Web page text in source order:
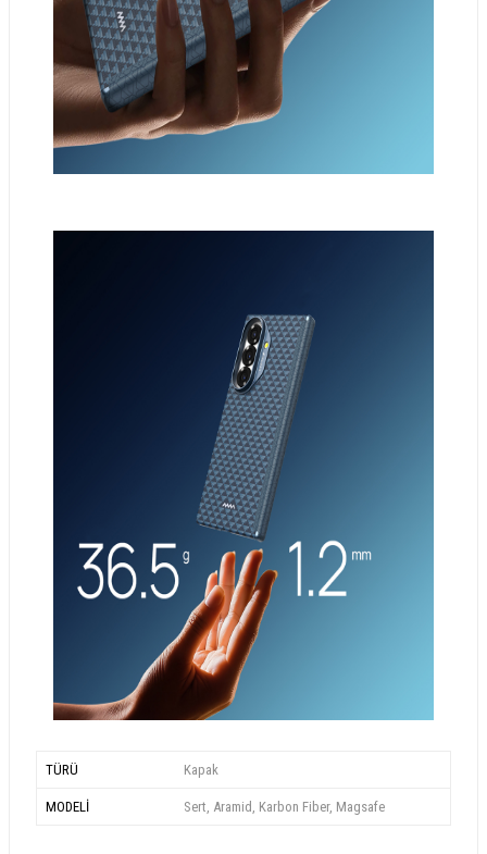
TÜRÜ Kapak
MODELİ Sert, Aramid, Karbon Fiber, Magsafe